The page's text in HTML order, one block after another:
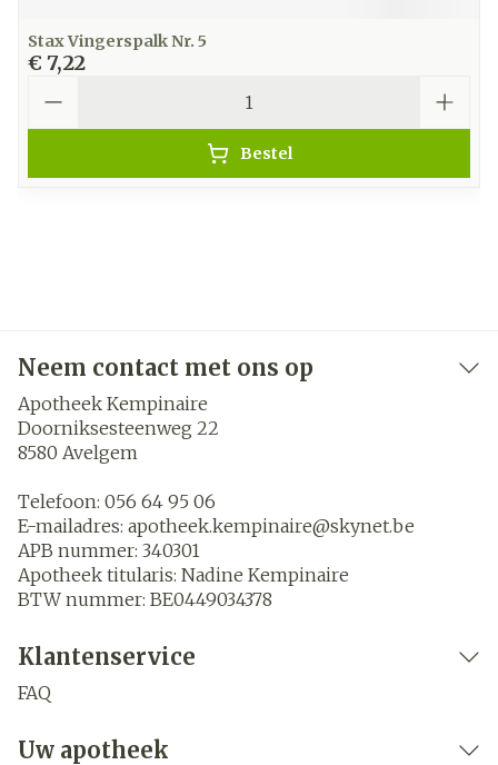
Stax Vingerspalk Nr. 5
€ 7,22
Bestel
Neem contact met ons op
Apotheek Kempinaire
Doorniksesteenweg 22
8580 Avelgem
Telefoon: 056 64 95 06
E-mailadres: apotheek.kempinaire@skynet.be
APB nummer: 340301
Apotheek titularis: Nadine Kempinaire
BTW nummer: BE0449034378
Klantenservice
FAQ
Uw apotheek